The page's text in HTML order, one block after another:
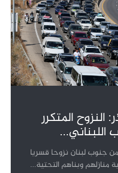
النزوح المتكرر
اللبناني...
جنوب لبنان نزوحا قسريا
منازلهم وبناهم التحتية...